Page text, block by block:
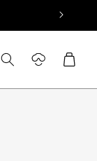
connecter
Panier